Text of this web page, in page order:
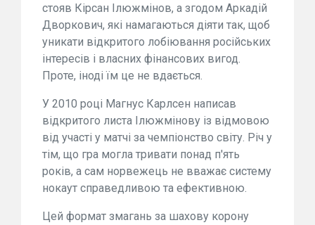
стояв Кірсан Ілюжмінов, а згодом Аркадій
Дворкович, які намагаються діяти так, щоб
уникати відкритого лобіювання російських
інтересів і власних фінансових вигод.
Проте, іноді їм це не вдається.
У 2010 році Магнус Карлсен написав
відкритого листа Ілюжмінову із відмовою
від участі у матчі за чемпіонство світу. Річ у
тім, що гра могла тривати понад п'ять
років, а сам норвежець не вважає систему
нокаут справедливою та ефективною.
Цей формат змагань за шахову корону